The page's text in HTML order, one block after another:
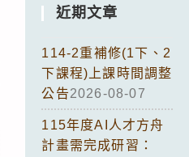
近期文章
114-2重補修(1下、2
下課程)上課時間調整
公告2026-08-07
115年度AI人才方舟
計畫需完成研習：